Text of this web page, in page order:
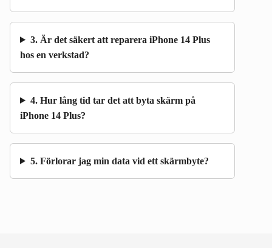
3. Är det säkert att reparera iPhone 14 Plus
hos en verkstad?
4. Hur lång tid tar det att byta skärm på
iPhone 14 Plus?
5. Förlorar jag min data vid ett skärmbyte?